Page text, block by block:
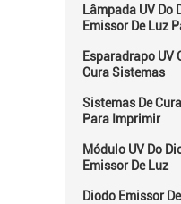
Lâmpada UV Do
Emissor De Luz
Esparadrapo UV
Cura Sistemas
Sistemas De
Para Imprimir
Módulo UV Do
Emissor De Luz
Diodo Emissor